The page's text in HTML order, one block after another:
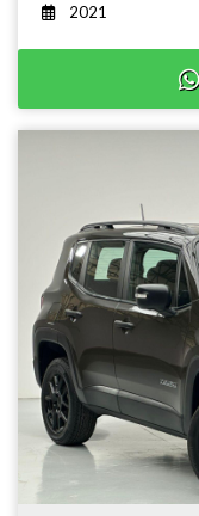
2021